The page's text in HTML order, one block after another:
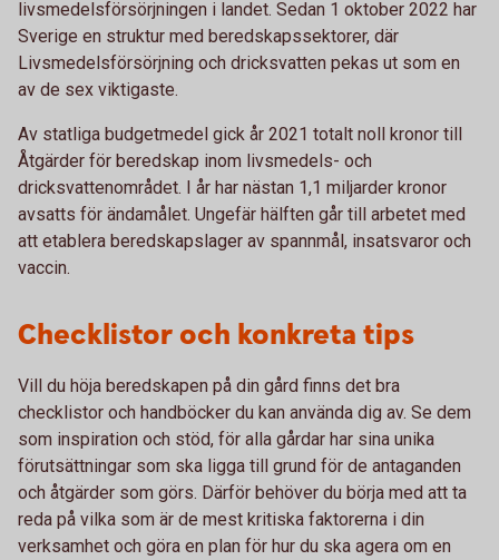
livsmedelsförsörjningen i landet. Sedan 1 oktober 2022 har
Sverige en struktur med beredskapssektorer, där
Livsmedelsförsörjning och dricksvatten pekas ut som en
av de sex viktigaste.
Av statliga budgetmedel gick år 2021 totalt noll kronor till
Åtgärder för beredskap inom livsmedels- och
dricksvattenområdet. I år har nästan 1,1 miljarder kronor
avsatts för ändamålet. Ungefär hälften går till arbetet med
att etablera beredskapslager av spannmål, insatsvaror och
vaccin.
Checklistor och konkreta tips
Vill du höja beredskapen på din gård finns det bra
checklistor och handböcker du kan använda dig av. Se dem
som inspiration och stöd, för alla gårdar har sina unika
förutsättningar som ska ligga till grund för de antaganden
och åtgärder som görs. Därför behöver du börja med att ta
reda på vilka som är de mest kritiska faktorerna i din
verksamhet och göra en plan för hur du ska agera om en